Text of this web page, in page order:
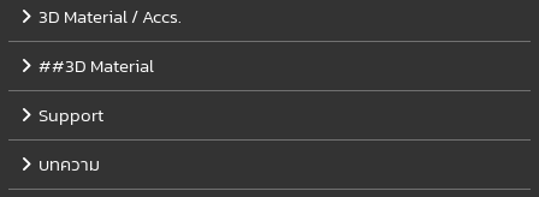
3D Material / Accs.
##3D Material
Support
บทความ